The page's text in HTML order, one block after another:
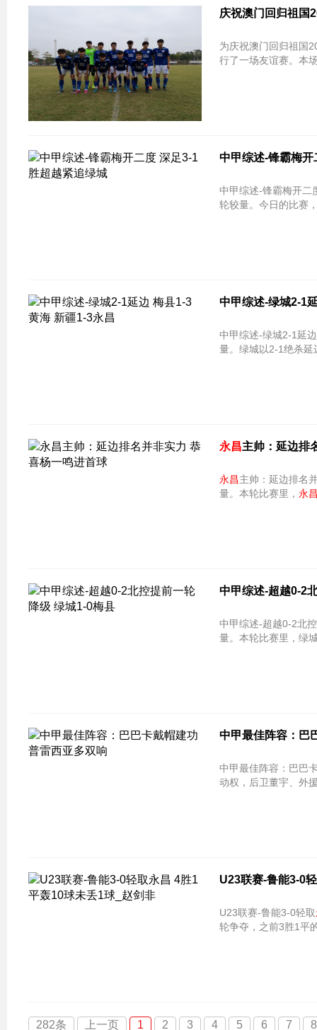
庆祝澳门回归祖国
为庆祝澳门回归祖国
行了一场友谊赛。本
中甲综述-锋霸梅
中甲综述-锋霸梅开二度 深足3-1胜超越紧
轮较量。今日的比赛
中甲综述-绿城2-1
中甲综述-绿城2-1延
量。绿城以2-1绝杀
永昌主帅：延边排
永昌主帅：延边排名
量。本轮比赛里， 永
中甲综述-超越0-2
中甲综述-超越0-2北控提前一轮降级 绿
量。本轮比赛里，绿
中甲最佳阵容：巴
中甲最佳阵容：巴巴卡戴帽建功 普雷西亚
动权，后卫董宇、外
U23联赛-鲁能3-0
U23联赛-鲁能3-0轻取
轮争夺，之前3胜1平
282条 上一页 1 2 3 4 5 6 7 8